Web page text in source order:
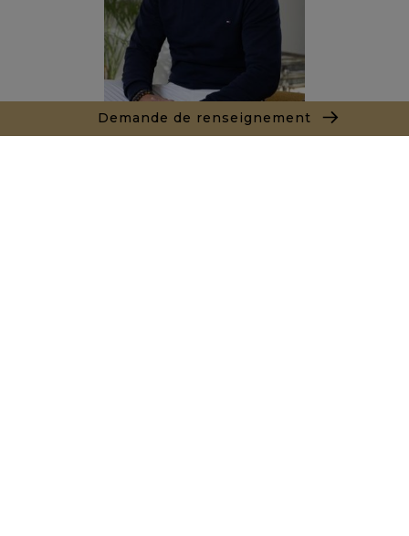
Demande de renseignement